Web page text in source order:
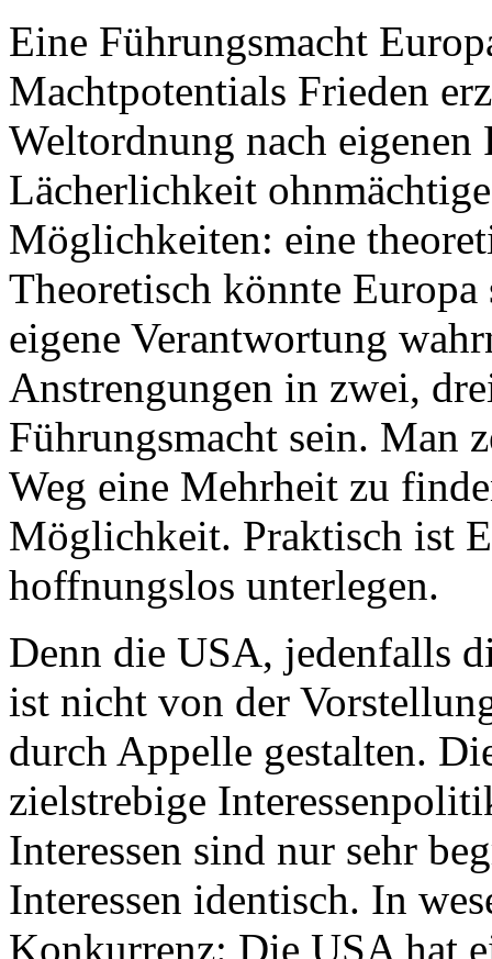
Eine Führungsmacht
Machtpotentials Frieden
Weltordnung nach
Lächerlichkeit
Möglichkeiten: eine
Theoretisch könnte Europa
eigene Verantwortung
Anstrengungen in zwei,
Führungsmacht sein. Man
Weg eine Mehrheit zu
Möglichkeit. Praktisch ist
hoffnungslos unterlegen.
Denn die USA, jedenfalls
ist nicht von der
durch Appelle gestalten.
zielstrebige
Interessen sind nur sehr
Interessen identisch. In
Konkurrenz: Die USA hat